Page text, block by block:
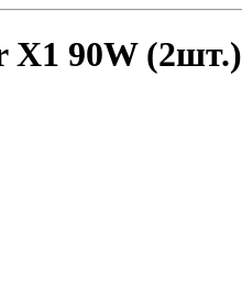
X1 90W (2шт.)